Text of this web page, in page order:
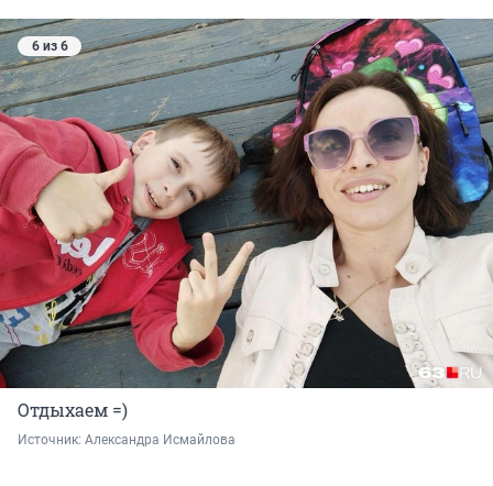
6 из 6
Отдыхаем =)
Источник: Александра Исмайлова